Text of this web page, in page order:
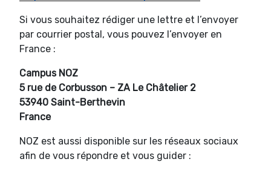
Si vous souhaitez rédiger une lettre et l’envoyer
par courrier postal, vous pouvez l’envoyer en
France :
Campus NOZ
5 rue de Corbusson – ZA Le Châtelier 2
53940 Saint-Berthevin
France
NOZ est aussi disponible sur les réseaux sociaux
afin de vous répondre et vous guider :